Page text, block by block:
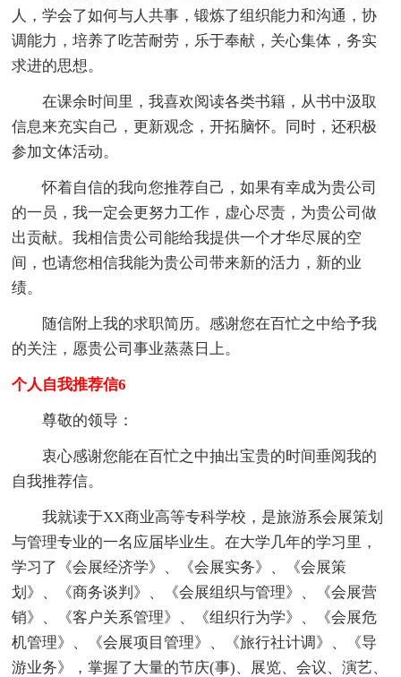
人，学会了如何与人共事，锻炼了组织能力和沟通，协
调能力，培养了吃苦耐劳，乐于奉献，关心集体，务实
求进的思想。
在课余时间里，我喜欢阅读各类书籍，从书中汲取
信息来充实自己，更新观念，开拓脑怀。同时，还积极
参加文体活动。
怀着自信的我向您推荐自己，如果有幸成为贵公司
的一员，我一定会更努力工作，虚心尽责，为贵公司做
出贡献。我相信贵公司能给我提供一个才华尽展的空
间，也请您相信我能为贵公司带来新的活力，新的业
绩。
随信附上我的求职简历。感谢您在百忙之中给予我
的关注，愿贵公司事业蒸蒸日上。
个人自我推荐信6
尊敬的领导：
衷心感谢您能在百忙之中抽出宝贵的时间垂阅我的
自我推荐信。
我就读于XX商业高等专科学校，是旅游系会展策划
与管理专业的一名应届毕业生。在大学几年的学习里，
学习了《会展经济学》、《会展实务》、《会展策
划》、《商务谈判》、《会展组织与管理》、《会展营
销》、《客户关系管理》、《组织行为学》、《会展危
机管理》、《会展项目管理》、《旅行社计调》、《导
游业务》，掌握了大量的节庆(事)、展览、会议、演艺、